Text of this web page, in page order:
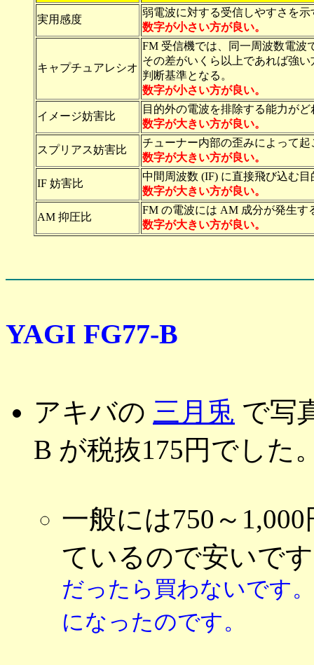
実用感度
弱電波に対する受信しやすさを
数字が小さい方が良い。
キャプチュアレシオ
FM 受信機では、同一周波数電波
その差がいくら以上であれば強
判断基準となる。
数字が小さい方が良い。
イメージ妨害比
目的外の電波を排除する能力が
数字が大きい方が良い。
スプリアス妨害比
チューナー内部の歪みによって
数字が大きい方が良い。
IF 妨害比
中間周波数 (IF) に直接飛び込む
数字が大きい方が良い。
AM 抑圧比
FM の電波には AM 成分が発生す
数字が大きい方が良い。
YAGI FG77-B
アキバの 三月兎 で写
B が税抜175円でした
一般には750～
ているので安いで
だったら買わないです
になったのです。